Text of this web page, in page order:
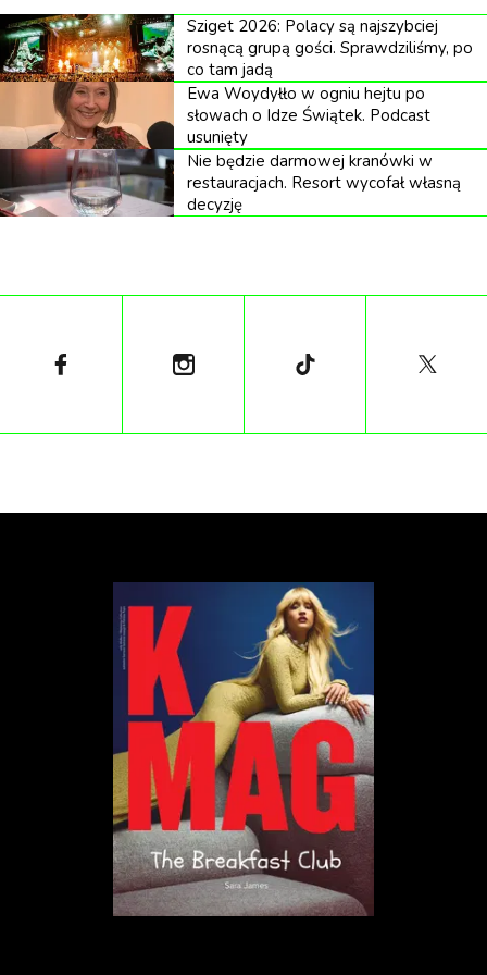
kompletnie odmiennej od swoich dotychczasowych
wcieleń.
Pop zabójca
Fascynacja Geinem przekroczyła granice sensacji już
farmy Geina, ukończył powieść „Psycho". Bloch był
fikcyjnym Normanem Batesem a prawdziwym
Zachowania Geina zainspirowały liczne książki i filmy,
thrillery wszech czasów: „Psychozę" (1960) Alfreda
Hitchcocka, „Teksańską masakrę piłą mechaniczną"
(1974) oraz „Milczenie owiec" (1991).
Niesamowita rzecz, o której mówi serial, to
jak wielu złoczyńców i jak dużo popkultury
opiera się na Edzie Geinie — Psychoza,
Milczenie owiec, Teksańska masakra piłą
mechaniczną, American Psycho, i tak dalej
tłumaczył Murphy w rozmowie z Collider.
Sziget 2026: Polacy są najszybciej
rosnącą grupą gości. Sprawdziliśmy, po
co tam jadą
Ewa Woydyłło w ogniu hejtu po
słowach o Idze Świątek. Podcast
usunięty
Nie będzie darmowej kranówki w
restauracjach. Resort wycofał własną
decyzję